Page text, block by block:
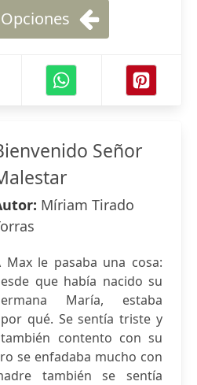
Señor
Míriam Tirado
Max le pasaba una cosa:
que había nacido su
María, estaba
qué. Se sentía triste y
contento con su
se enfadaba mucho con
también se sentía